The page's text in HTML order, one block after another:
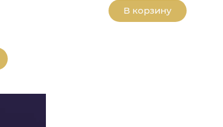
В корзину